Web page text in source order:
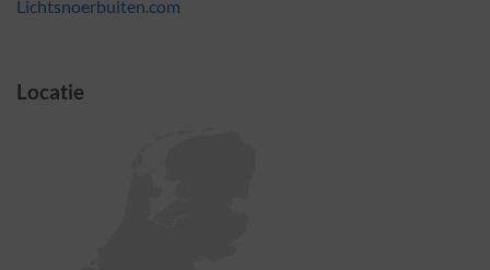
Lichtsnoerbuiten.com
Locatie